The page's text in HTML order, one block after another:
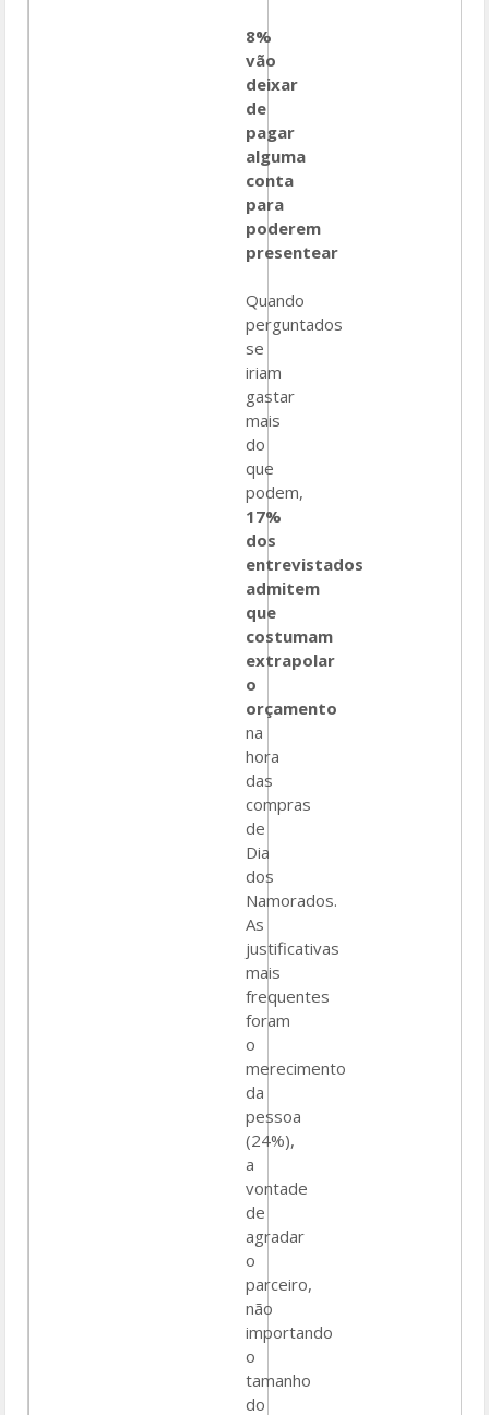
8%
vão
deixar
de
pagar
alguma
conta
para
poderem
presentear
Quando
perguntados
se
iriam
gastar
mais
do
que
podem,
17%
dos
entrevistados
admitem
que
costumam
extrapolar
o
orçamento
na
hora
das
compras
de
Dia
dos
Namorados.
As
justificativas
mais
frequentes
foram
o
merecimento
da
pessoa
(24%),
a
vontade
de
agradar
o
parceiro,
não
importando
o
tamanho
do